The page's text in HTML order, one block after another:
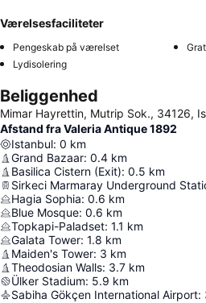
Værelsesfaciliteter
Pengeskab på værelset
Lydisolering
Beliggenhed
Mimar Hayrettin, Mutrip Sok., 34126,
Afstand fra Valeria Antique 1892
Istanbul: 0 km
Grand Bazaar: 0.4 km
Basilica Cistern (Exit): 0.5 km
Sirkeci Marmaray Underground
Hagia Sophia: 0.6 km
Blue Mosque: 0.6 km
Topkapi-Paladset: 1.1 km
Galata Tower: 1.8 km
Maiden's Tower: 3 km
Theodosian Walls: 3.7 km
Ülker Stadium: 5.9 km
Sabiha Gökçen International Airport: